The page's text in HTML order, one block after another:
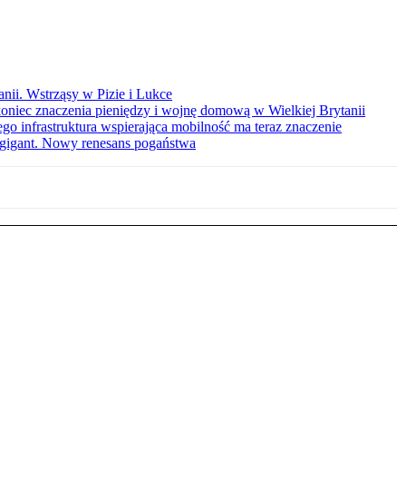
Wstrząsy w Pizie i Lukce
znaczenia pieniędzy i wojnę domową w Wielkiej Brytanii
infrastruktura wspierająca mobilność ma teraz znaczenie
Nowy renesans pogaństwa